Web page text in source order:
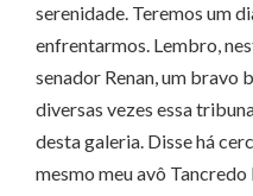
serenidade. Teremos um
enfrentarmos. Lembro,
senador Renan, um bravo
diversas vezes essa
desta galeria. Disse há
mesmo meu avô